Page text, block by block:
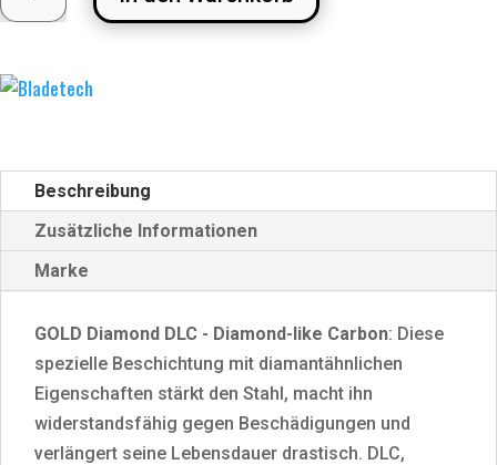
'GOLD
STEEL'
KUFE
POWERFLY
HOLDER
(SR)
MENGE
Beschreibung
Zusätzliche Informationen
Marke
GOLD Diamond DLC - Diamond-like Carbon: Diese
spezielle Beschichtung mit diamantähnlichen
Eigenschaften stärkt den Stahl, macht ihn
widerstandsfähig gegen Beschädigungen und
verlängert seine Lebensdauer drastisch. DLC,